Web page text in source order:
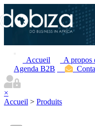
Accueil A propos
Agenda B2B
×
Accueil > Produits